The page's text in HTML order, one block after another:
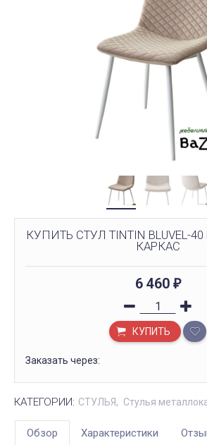
КУПИТЬ СТУЛ TINTIN BLUVEL-
КАРКАС
6 460 ₽
КУПИТЬ
Заказать через:
КАТЕГОРИИ: СТУЛЬЯ Стулья
Обзор Характеристики